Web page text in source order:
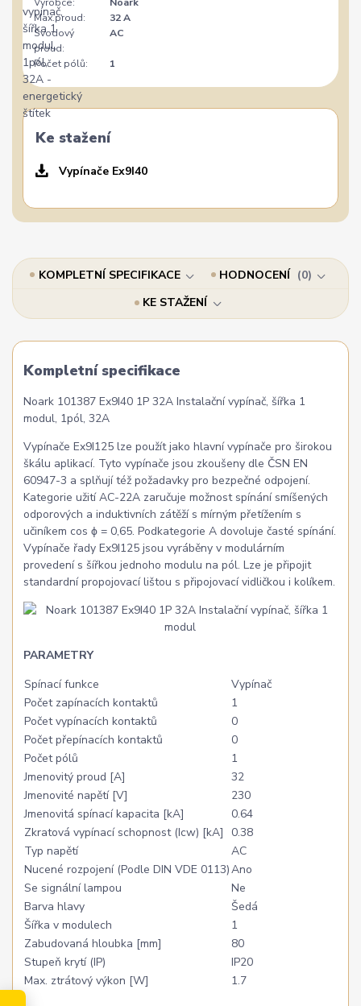
Výrobce:
Noark
Max.proud:
32 A
Svodový
proud:
AC
Počet pólů: 1
Ke stažení
Vypínače Ex9I40
KOMPLETNÍ SPECIFIKACE HODNOCENÍ
0
KE STAŽENÍ
Kompletní specifikace
Noark 101387 Ex9I40 1P 32A Instalační vypínač, šířka 1
modul, 1pól, 32A
Vypínače Ex9I125 lze použít jako hlavní vypínače pro širokou
škálu aplikací. Tyto vypínače jsou zkoušeny dle ČSN EN
60947-3 a splňují též požadavky pro bezpečné odpojení.
Kategorie užití AC-22A zaručuje možnost spínání smíšených
odporových a induktivních zátěží s mírným přetížením s
učiníkem cos ϕ = 0,65. Podkategorie A dovoluje časté spínání.
Vypínače řady Ex9I125 jsou vyráběny v modulárním
provedení s šířkou jednoho modulu na pól. Lze je připojit
standardní propojovací lištou s připojovací vidličkou i kolíkem.
PARAMETRY
Spínací funkce
Vypínač
Počet zapínacích kontaktů
1
Počet vypínacích kontaktů
0
Počet přepínacích kontaktů
0
Počet pólů
1
Jmenovitý proud [A]
32
Jmenovité napětí [V]
230
Jmenovitá spínací kapacita [kA]
0.64
Zkratová vypínací schopnost (Icw) [kA]
0.38
Typ napětí
AC
Nucené rozpojení (Podle DIN VDE 0113)Ano
Se signální lampou
Ne
Barva hlavy
Šedá
Šířka v modulech
1
Zabudovaná hloubka [mm]
80
Stupeň krytí (IP)
IP20
Max. ztrátový výkon [W]
1.7